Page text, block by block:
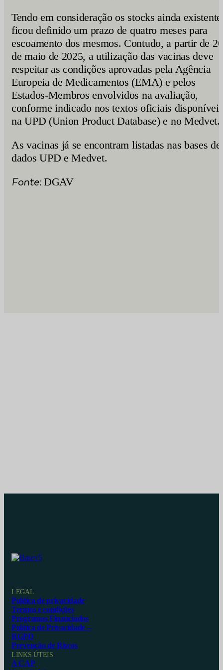
Tendo em consideração os stocks ainda
ficou definido um prazo de quatro meses para
escoamento dos mesmos. Contudo, a partir de 26
de maio de 2025, a utilização das vacinas deve
respeitar as condições aprovadas pela Agência
Europeia de Medicamentos (EMA) e pelos
Estados-Membros envolvidos na avaliação,
conforme indicado nos textos oficiais disponíveis
na UPD (Union Product Database) e no Medvet.
As vacinas já se encontram listadas nas bases de
dados UPD e Medvet.
Fonte: DGAV
LEGAL
Política de privacidade
Termos e condições
Programas Financiados
Política de Privacidade –
RGPD
Prevenção de Riscos
LINKS ÚTEIS
A CAP